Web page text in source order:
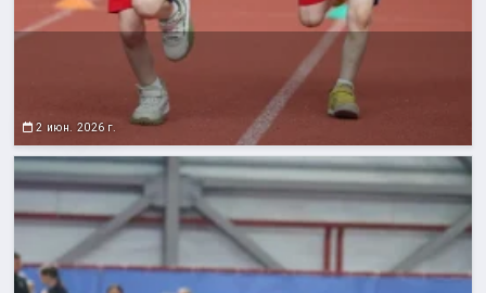
2 июн. 2026 г.